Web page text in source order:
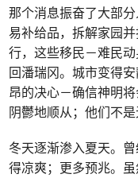
那个消息振奋了大部
易补给品，拆解家园
行，这些移民－难民
回潘瑞冈。城市变得
昂的决心－确信神明
阴鬱地顺从；他们不
冬天逐渐渗入夏天。
得凉爽；更多预兆。